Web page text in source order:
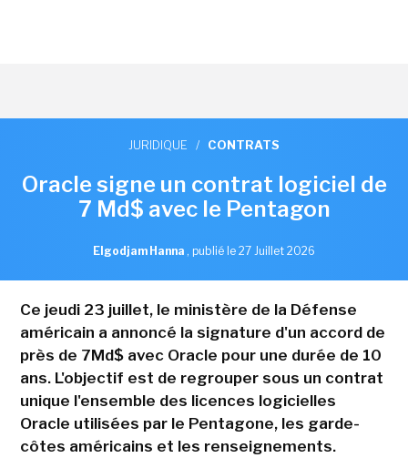
JURIDIQUE / CONTRATS
Oracle signe un contrat logiciel de
7 Md$ avec le Pentagon
Elgodjam Hanna , publié le 27 Juillet 2026
Ce jeudi 23 juillet, le ministère de la Défense
américain a annoncé la signature d'un accord de
près de 7Md$ avec Oracle pour une durée de 10
ans. L'objectif est de regrouper sous un contrat
unique l'ensemble des licences logicielles
Oracle utilisées par le Pentagone, les garde-
côtes américains et les renseignements.